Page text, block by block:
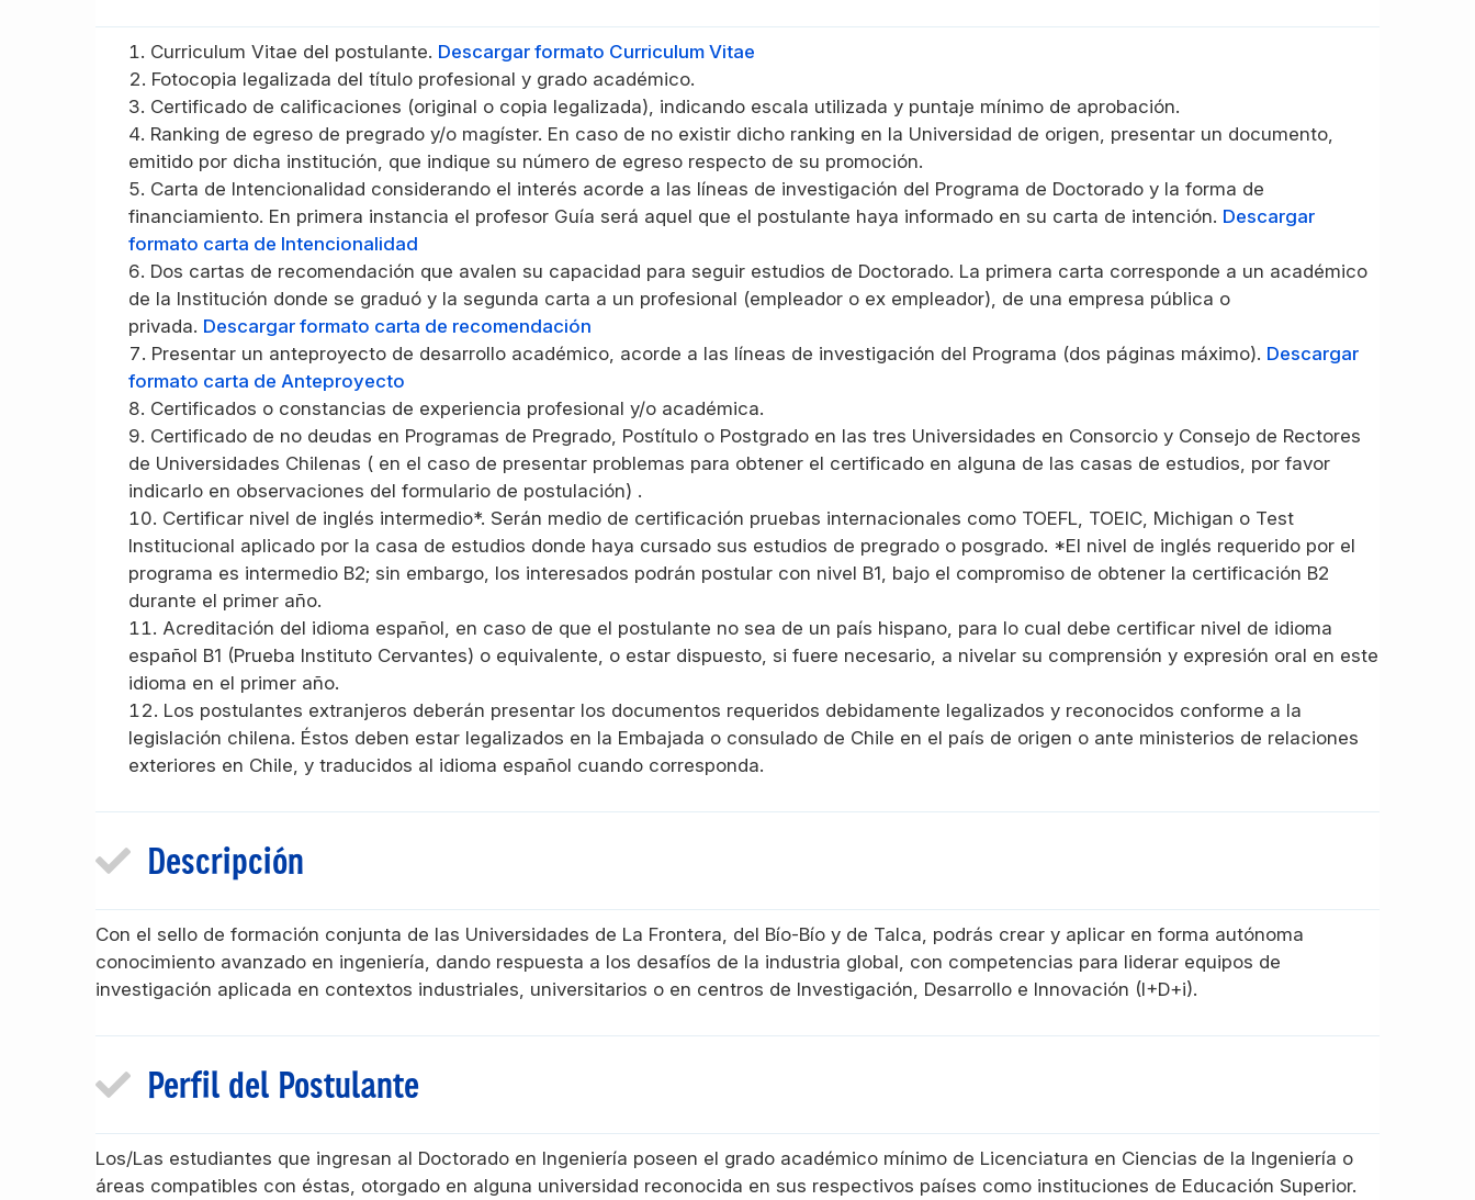
Curriculum Vitae del postulante. Descargar formato Curriculum Vitae
Fotocopia legalizada del título profesional y grado académico.
Certificado de calificaciones (original o copia legalizada), indicando escala utilizada y puntaje mínimo de aprobación.
Ranking de egreso de pregrado y/o magíster. En caso de no existir dicho ranking en la Universidad de origen, presentar un documento,
emitido por dicha institución, que indique su número de egreso respecto de su promoción.
Carta de Intencionalidad considerando el interés acorde a las líneas de investigación del Programa de Doctorado y la forma de
financiamiento. En primera instancia el profesor Guía será aquel que el postulante haya informado en su carta de intención. Descargar
formato carta de Intencionalidad
Dos cartas de recomendación que avalen su capacidad para seguir estudios de Doctorado. La primera carta corresponde a un académico
de la Institución donde se graduó y la segunda carta a un profesional (empleador o ex empleador), de una empresa pública o
privada. Descargar formato carta de recomendación
Presentar un anteproyecto de desarrollo académico, acorde a las líneas de investigación del Programa (dos páginas máximo). Descargar
formato carta de Anteproyecto
Certificados o constancias de experiencia profesional y/o académica.
Certificado de no deudas en Programas de Pregrado, Postítulo o Postgrado en las tres Universidades en Consorcio y Consejo de Rectores
de Universidades Chilenas ( en el caso de presentar problemas para obtener el certificado en alguna de las casas de estudios, por favor
indicarlo en observaciones del formulario de postulación) .
Certificar nivel de inglés intermedio*. Serán medio de certificación pruebas internacionales como TOEFL, TOEIC, Michigan o Test
Institucional aplicado por la casa de estudios donde haya cursado sus estudios de pregrado o posgrado. *El nivel de inglés requerido por el
programa es intermedio B2; sin embargo, los interesados podrán postular con nivel B1, bajo el compromiso de obtener la certificación B2
durante el primer año.
Acreditación del idioma español, en caso de que el postulante no sea de un país hispano, para lo cual debe certificar nivel de idioma
español B1 (Prueba Instituto Cervantes) o equivalente, o estar dispuesto, si fuere necesario, a nivelar su comprensión y expresión oral en este
idioma en el primer año.
Los postulantes extranjeros deberán presentar los documentos requeridos debidamente legalizados y reconocidos conforme a la
legislación chilena. Éstos deben estar legalizados en la Embajada o consulado de Chile en el país de origen o ante ministerios de relaciones
exteriores en Chile, y traducidos al idioma español cuando corresponda.
Descripción
Con el sello de formación conjunta de las Universidades de La Frontera, del Bío-Bío y de Talca, podrás crear y aplicar en forma autónoma
conocimiento avanzado en ingeniería, dando respuesta a los desafíos de la industria global, con competencias para liderar equipos de
investigación aplicada en contextos industriales, universitarios o en centros de Investigación, Desarrollo e Innovación (I+D+i).
Perfil del Postulante
Los/Las estudiantes que ingresan al Doctorado en Ingeniería poseen el grado académico mínimo de Licenciatura en Ciencias de la Ingeniería o
áreas compatibles con éstas, otorgado en alguna universidad reconocida en sus respectivos países como instituciones de Educación Superior.